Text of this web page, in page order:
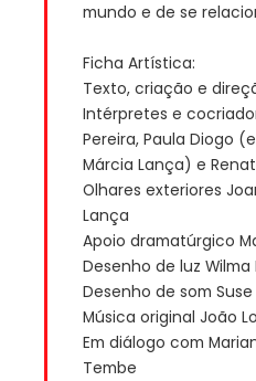
mundo e de se
Ficha Artística:
Texto, criação e
Intérpretes e
Pereira, Paula Diogo
Márcia Lança) e
Olhares exteriores
Lança
Apoio dramatúrgico
Desenho de luz
Desenho de som Suse
Música original João
Em diálogo com
Tembe